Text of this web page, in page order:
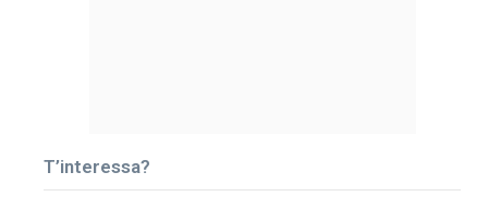
T’interessa?